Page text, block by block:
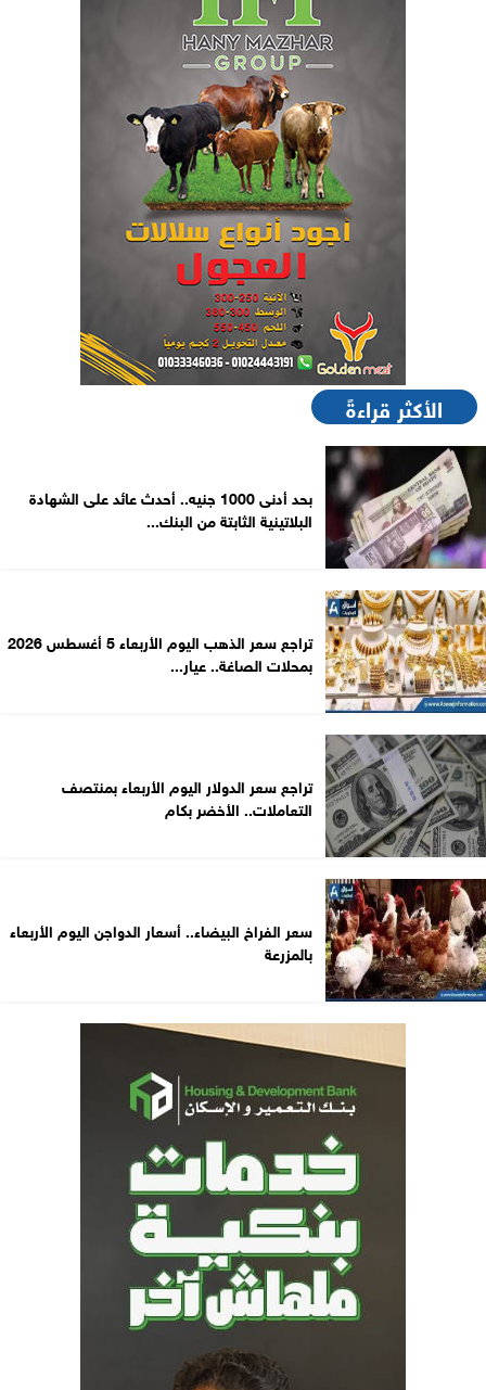
الأكثر قراءةً
بحد أدنى 1000 جنيه.. أحدث عائد على الشهادة
البلاتينية الثابتة من البنك...
تراجع سعر الذهب اليوم الأربعاء 5 أغسطس 2026
بمحلات الصاغة.. عيار...
تراجع سعر الدولار اليوم الأربعاء بمنتصف
التعاملات.. الأخضر بكام
سعر الفراخ البيضاء.. أسعار الدواجن اليوم الأربعاء
بالمزرعة